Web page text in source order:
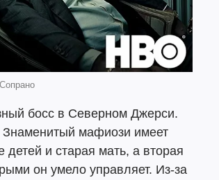
босс в Северном Джерси.
мафиози имеет
и старая мать, а вторая
он умело управляет. Из-за